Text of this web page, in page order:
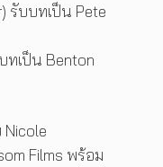
) รับบทเป็น Pete
ทเป็น Benton
Nicole
Films พร้อม